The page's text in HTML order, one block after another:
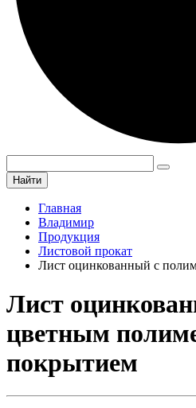
Найти
Главная
Владимир
Продукция
Листовой прокат
Лист оцинкованный с
Лист
цветным
покрытием